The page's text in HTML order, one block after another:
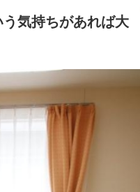
気持ちがあれば大